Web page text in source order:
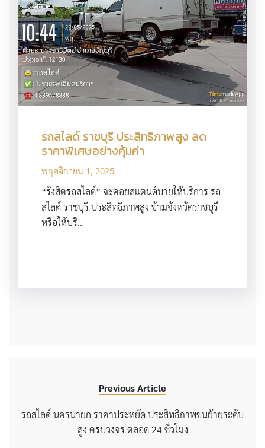
รถสไลด์ ราชบุรี ประสิทธิภาพสูง ลด
ราคาพิเศษอย่างคุ้มค่า
พฤศจิกายน 1, 2025
“รังสิตรถสไลด์” จะคอยสแตนด์บายให้บริการ รถ
สไลด์ ราชบุรี ประสิทธิภาพสูง ข้ามจังหวัดราชบุรี
หรือให้บริ…
Previous Article
รถสไลด์ นครนายก ราคาประหยัด ประสิทธิภาพขนย้ายระดับ
สูง ครบวงจร ตลอด 24 ชั่วโมง